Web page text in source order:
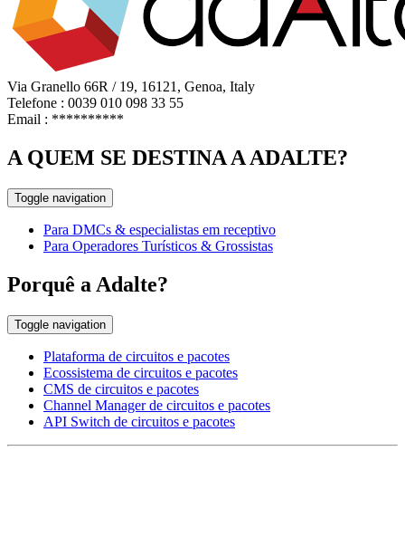
Via Granello 66R / 19, 16121, Genoa, Italy
Telefone : 0039 010 098 33 55
Email : **********
A QUEM SE DESTINA A ADALTE?
Toggle navigation
Para DMCs & especialistas em receptivo
Para Operadores Turísticos & Grossistas
Porquê a Adalte?
Toggle navigation
Plataforma de circuitos e pacotes
Ecossistema de circuitos e pacotes
CMS de circuitos e pacotes
Channel Manager de circuitos e pacotes
API Switch de circuitos e pacotes